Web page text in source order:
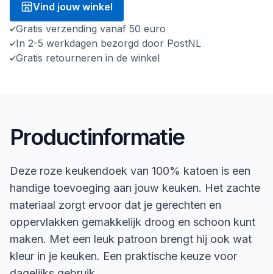
Vind jouw winkel
Gratis verzending vanaf 50 euro
In 2-5 werkdagen bezorgd door PostNL
Gratis retourneren in de winkel
Productinformatie
Deze roze keukendoek van 100% katoen is een
handige toevoeging aan jouw keuken. Het zachte
materiaal zorgt ervoor dat je gerechten en
oppervlakken gemakkelijk droog en schoon kunt
maken. Met een leuk patroon brengt hij ook wat
kleur in je keuken. Een praktische keuze voor